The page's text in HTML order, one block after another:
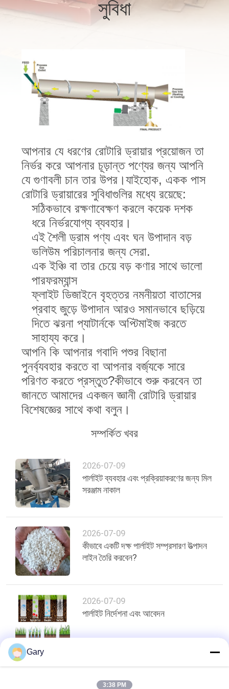
নিয়ন্ত্রণ
করুন
সাইট
ম্যাপ
গোপনীয়তা
সুবিধা
আপনার যে ধরণের রোটারি ড্রায়ার প্রয়োজন তা
নির্ভর করে আপনার চূড়ান্ত পণ্যের জন্য আপনি
যে গুণাবলী চান তার উপর।যাইহোক, একক পাস
রোটারি ড্রায়ারের সুবিধাগুলির মধ্যে রয়েছে:
সঠিকভাবে রক্ষণাবেক্ষণ করলে কয়েক দশক
ধরে নির্ভরযোগ্য ব্যবহার।
এই শৈলী ড্রাম পণ্য এবং ঘন উপাদান বড়
ভলিউম পরিচালনার জন্য সেরা.
এক ইঞ্চি বা তার চেয়ে বড় কণার সাথে ভালো
পারফরম্যান্স
ফ্লাইট ডিজাইনে বৃহত্তর নমনীয়তা বাতাসের
প্রবাহ জুড়ে উপাদান আরও সমানভাবে ছড়িয়ে
দিতে ঝরনা প্যাটার্নকে অপ্টিমাইজ করতে
সাহায্য করে।
আপনি কি আপনার গবাদি পশুর বিছানা
পুনর্ব্যবহার করতে বা আপনার বর্জ্যকে সারে
পরিণত করতে প্রস্তুত?কীভাবে শুরু করবেন তা
জানতে আমাদের একজন জ্ঞানী রোটারি ড্রায়ার
বিশেষজ্ঞের সাথে কথা বলুন।
সম্পর্কিত খবর
2026-07-09
পার্লাইট ব্যবহার এবং প্রক্রিয়াকরণের জন্য মিল
সরঞ্জাম নাকাল
2026-07-09
কীভাবে একটি দক্ষ পার্লাইট সম্প্রসারণ উত্পাদন
লাইন তৈরি করবেন?
2026-07-09
পার্লাইট নির্দেশনা এবং আবেদন
শীর্ষ
Gary
3:38 PM